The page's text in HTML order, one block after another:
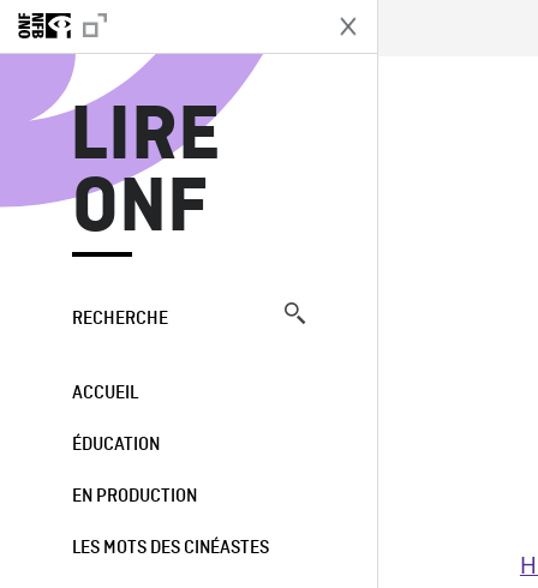
LIRE
ONF
RECHERCHE
ACCUEIL
ÉDUCATION
EN PRODUCTION
LES MOTS DES CINÉASTES